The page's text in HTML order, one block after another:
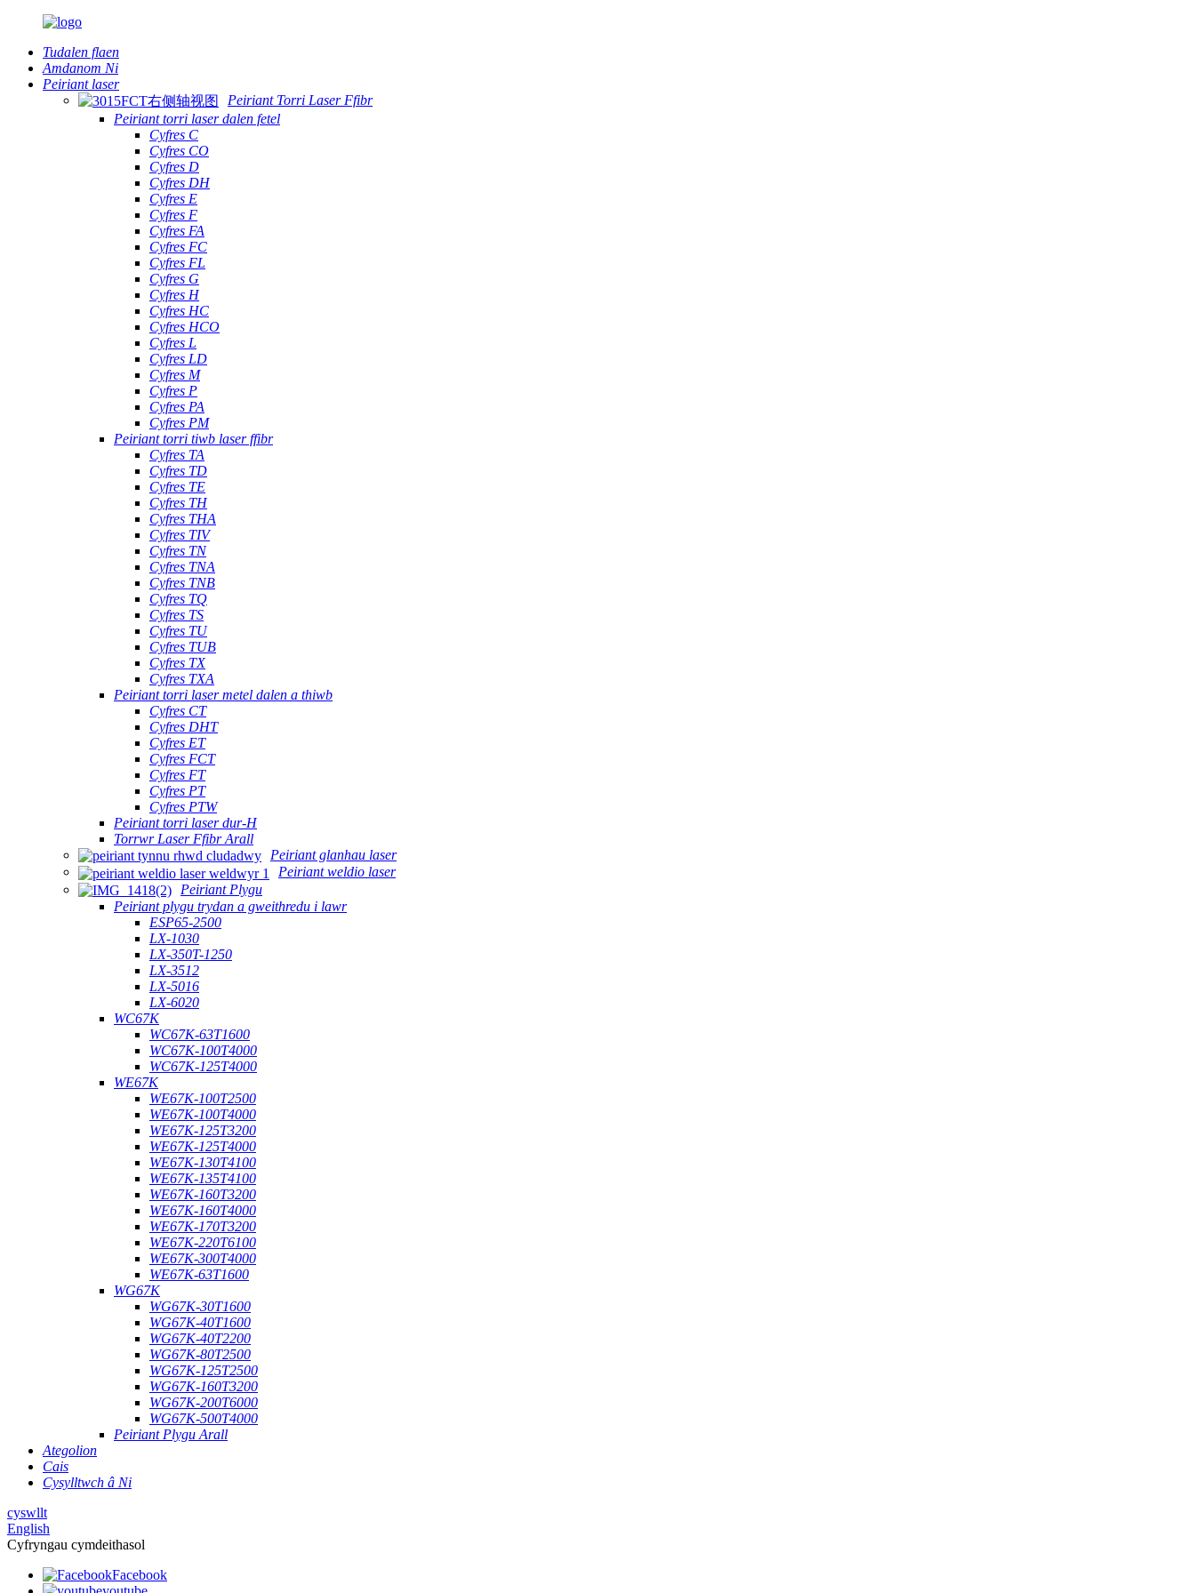
Tudalen flaen
Amdanom Ni
Peiriant laser
Peiriant Torri Laser Ffibr
Peiriant torri laser dalen fetel
Cyfres C
Cyfres CO
Cyfres D
Cyfres DH
Cyfres E
Cyfres F
Cyfres FA
Cyfres FC
Cyfres FL
Cyfres G
Cyfres H
Cyfres HC
Cyfres HCO
Cyfres L
Cyfres LD
Cyfres M
Cyfres P
Cyfres PA
Cyfres PM
Peiriant torri tiwb laser ffibr
Cyfres TA
Cyfres TD
Cyfres TE
Cyfres TH
Cyfres THA
Cyfres TIV
Cyfres TN
Cyfres TNA
Cyfres TNB
Cyfres TQ
Cyfres TS
Cyfres TU
Cyfres TUB
Cyfres TX
Cyfres TXA
Peiriant torri laser metel dalen a thiwb
Cyfres CT
Cyfres DHT
Cyfres ET
Cyfres FCT
Cyfres FT
Cyfres PT
Cyfres PTW
Peiriant torri laser dur-H
Torrwr Laser Ffibr Arall
Peiriant glanhau laser
Peiriant weldio laser
Peiriant Plygu
Peiriant plygu trydan a gweithredu i lawr
ESP65-2500
LX-1030
LX-350T-1250
LX-3512
LX-5016
LX-6020
WC67K
WC67K-63T1600
WC67K-100T4000
WC67K-125T4000
WE67K
WE67K-100T2500
WE67K-100T4000
WE67K-125T3200
WE67K-125T4000
WE67K-130T4100
WE67K-135T4100
WE67K-160T3200
WE67K-160T4000
WE67K-170T3200
WE67K-220T6100
WE67K-300T4000
WE67K-63T1600
WG67K
WG67K-30T1600
WG67K-40T1600
WG67K-40T2200
WG67K-80T2500
WG67K-125T2500
WG67K-160T3200
WG67K-200T6000
WG67K-500T4000
Peiriant Plygu Arall
Ategolion
Cais
Cysylltwch â Ni
cyswllt
English
Cyfryngau cymdeithasol
Facebook